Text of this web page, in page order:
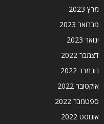
מרץ 2023
פברואר 2023
ינואר 2023
דצמבר 2022
נובמבר 2022
אוקטובר 2022
ספטמבר 2022
אוגוסט 2022